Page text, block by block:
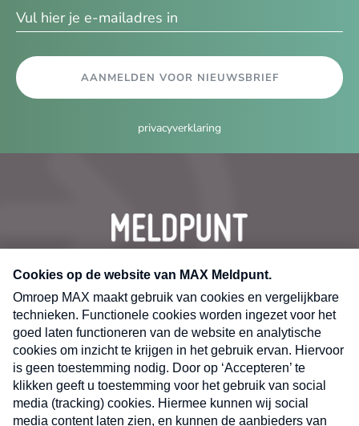
AANMELDEN VOOR NIEUWSBRIEF
privacyverklaring
CONTACT
Volg ons op